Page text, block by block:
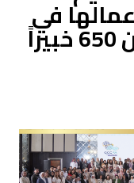
أعمالها في
دبي بمشاركة أكثر من 650 خبيراً